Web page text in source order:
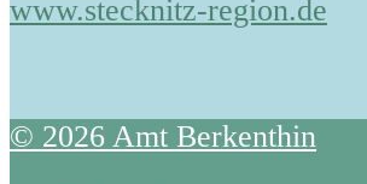
www.stecknitz-region.de
© 2026 Amt Berkenthin